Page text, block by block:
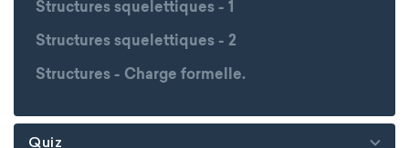
Structures squelettiques - 1
Structures squelettiques - 2
Structures - Charge formelle.
Quiz